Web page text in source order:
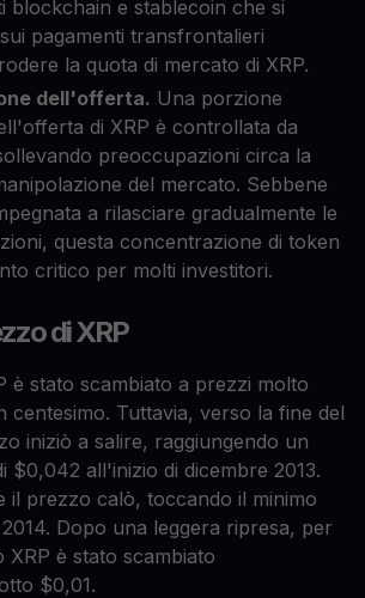
blockchain e stablecoin che si
pagamenti transfrontalieri
la quota di mercato di XRP.
dell'offerta. Una porzione
di XRP è controllata da
preoccupazioni circa la
del mercato. Sebbene
a rilasciare gradualmente le
questa concentrazione di token
critico per molti investitori.
di XRP
è stato scambiato a prezzi molto
centesimo. Tuttavia, verso la fine del
iniziò a salire, raggiungendo un
$0,042 all'inizio di dicembre 2013.
il prezzo calò, toccando il minimo
Dopo una leggera ripresa, per
è stato scambiato
$0,01.